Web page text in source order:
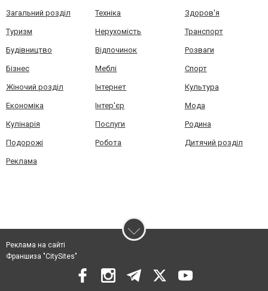
Загальний розділ Техніка Здоров'я
Туризм Нерухомість Транспорт
Будівництво Відпочинок Розваги
Бізнес Меблі Спорт
Жіночий розділ Інтернет Культура
Економіка Інтер'єр Мода
Кулінарія Послуги Родина
Подорожі Робота Дитячий розділ
Реклама
Реклама на сайті
Франшиза "CitySites"